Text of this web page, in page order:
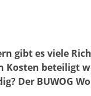
gibt es viele
Kosten beteiligt
Der BUWOG